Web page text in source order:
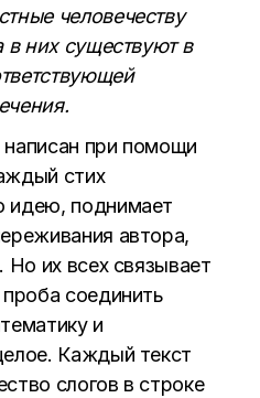
человечеству
в них существуют в
при помощи
стих
идею, поднимает
автора,
их всех связывает
соединить
и
Каждый текст
слогов в строке